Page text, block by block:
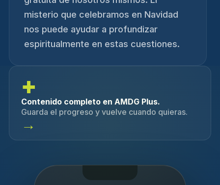
misterio que celebramos en Navidad
nos puede ayudar a profundizar
espiritualmente en estas cuestiones.
+
Contenido completo en AMDG Plus.
Guarda el progreso y vuelve cuando quieras.
→